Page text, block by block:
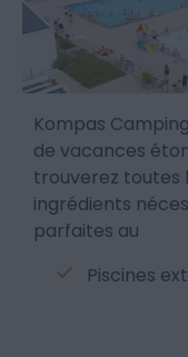
Kompas
de vacances
trouverez toutes
ingrédients
parfaites au
Piscines